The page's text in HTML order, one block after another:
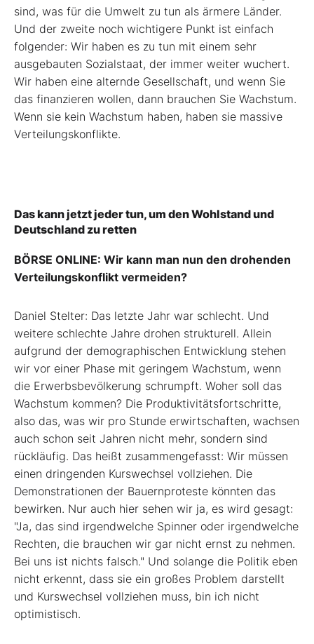
sind, was für die Umwelt zu tun als ärmere Länder.
Und der zweite noch wichtigere Punkt ist einfach
folgender: Wir haben es zu tun mit einem sehr
ausgebauten Sozialstaat, der immer weiter wuchert.
Wir haben eine alternde Gesellschaft, und wenn Sie
das finanzieren wollen, dann brauchen Sie Wachstum.
Wenn sie kein Wachstum haben, haben sie massive
Verteilungskonflikte.
Das kann jetzt jeder tun, um den Wohlstand und
Deutschland zu retten
BÖRSE ONLINE: Wir kann man nun den drohenden
Verteilungskonflikt vermeiden?
Daniel Stelter: Das letzte Jahr war schlecht. Und
weitere schlechte Jahre drohen strukturell. Allein
aufgrund der demographischen Entwicklung stehen
wir vor einer Phase mit geringem Wachstum, wenn
die Erwerbsbevölkerung schrumpft. Woher soll das
Wachstum kommen? Die Produktivitätsfortschritte,
also das, was wir pro Stunde erwirtschaften, wachsen
auch schon seit Jahren nicht mehr, sondern sind
rückläufig. Das heißt zusammengefasst: Wir müssen
einen dringenden Kurswechsel vollziehen. Die
Demonstrationen der Bauernproteste könnten das
bewirken. Nur auch hier sehen wir ja, es wird gesagt:
"Ja, das sind irgendwelche Spinner oder irgendwelche
Rechten, die brauchen wir gar nicht ernst zu nehmen.
Bei uns ist nichts falsch." Und solange die Politik eben
nicht erkennt, dass sie ein großes Problem darstellt
und Kurswechsel vollziehen muss, bin ich nicht
optimistisch.